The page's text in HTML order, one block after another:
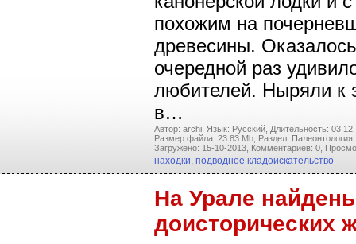
похожим на
древесины.
очередной раз
любителей. Ныряли к
в…
Автор: archi, Язык: Русский, Длительность: 03:12,
Размер файла: 23.83 Mb, Раздел: Палеонтология,
Загружено: 15-10-2013, Комментариев: 0,
находки, подводное кладоискательство
На Урале
доисторических